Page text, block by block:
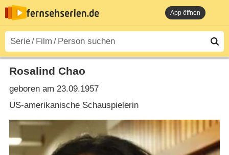
App öffnen
Rosalind Chao
geboren am 23.09.1957
US-amerikanische Schauspielerin